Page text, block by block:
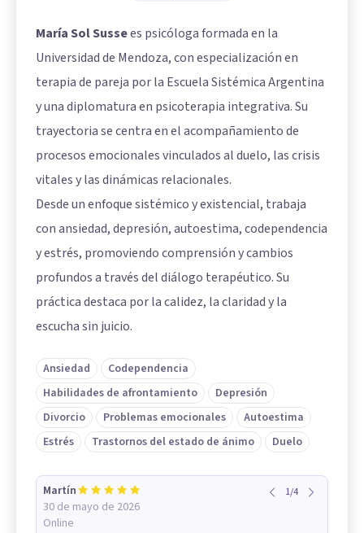
María Sol Sussees psicóloga formada en la
Universidad de Mendoza, con especialización en
terapia de pareja por la Escuela Sistémica Argentina
y una diplomatura en psicoterapia integrativa. Su
trayectoria se centra en el acompañamiento de
procesos emocionales vinculados al duelo, las crisis
vitales y las dinámicas relacionales.
Desde un enfoque sistémico y existencial, trabaja
con ansiedad, depresión, autoestima, codependencia
y estrés, promoviendo comprensión y cambios
profundos a través del diálogo terapéutico. Su
práctica destaca por la calidez, la claridad y la
escucha sin juicio.
Ansiedad
Codependencia
Habilidades de afrontamiento
Depresión
Divorcio
Problemas emocionales
Autoestima
Estrés
Trastornos del estado de ánimo Duelo
Martín
30 de mayo de 2026
Online
1/4